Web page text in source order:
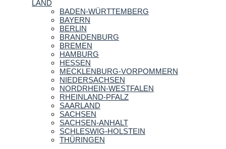
LAND
BADEN-WÜRTTEMBERG
BAYERN
BERLIN
BRANDENBURG
BREMEN
HAMBURG
HESSEN
MECKLENBURG-VORPOMMERN
NIEDERSACHSEN
NORDRHEIN-WESTFALEN
RHEINLAND-PFALZ
SAARLAND
SACHSEN
SACHSEN-ANHALT
SCHLESWIG-HOLSTEIN
THÜRINGEN